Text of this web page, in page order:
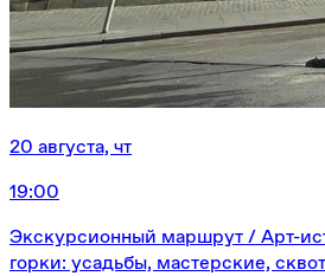
20 августа, чт
19:00
Экскурсионный маршрут / Арт-
горки: усадьбы, мастерские,